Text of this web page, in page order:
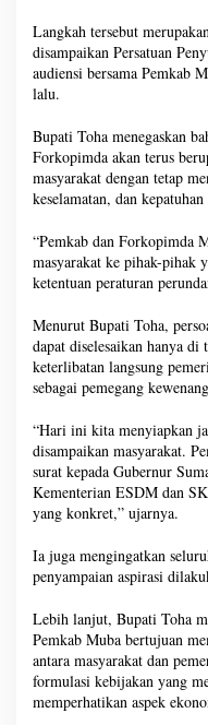
Langkah tersebut
disampaikan Persatuan
audiensi bersama Pemkab
lalu.
Bupati Toha menegaskan
Forkopimda akan terus
masyarakat dengan tetap
keselamatan, dan
“Pemkab dan Forkopimda
masyarakat ke pihak-pihak
ketentuan peraturan
Menurut Bupati Toha,
dapat diselesaikan hanya
keterlibatan langsung
sebagai pemegang
“Hari ini kita menyiapkan
disampaikan masyarakat.
surat kepada Gubernur
Kementerian ESDM dan
yang konkret,” ujarnya.
Ia juga mengingatkan
penyampaian aspirasi
Lebih lanjut, Bupati Toha
Pemkab Muba bertujuan
antara masyarakat dan
formulasi kebijakan yang
memperhatikan aspek